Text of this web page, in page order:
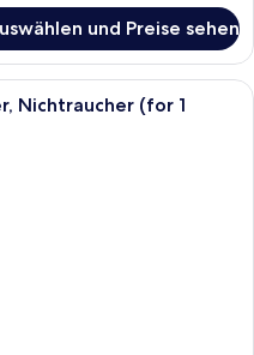
und Preise sehen
Hotelzimmer mit einem Bett,
Nichtraucher (for 1